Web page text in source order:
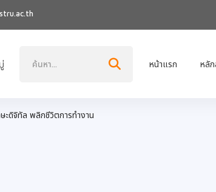
หน้าแรก หลั
ะดิจิทัล พลิกชีวิตการทำงาน